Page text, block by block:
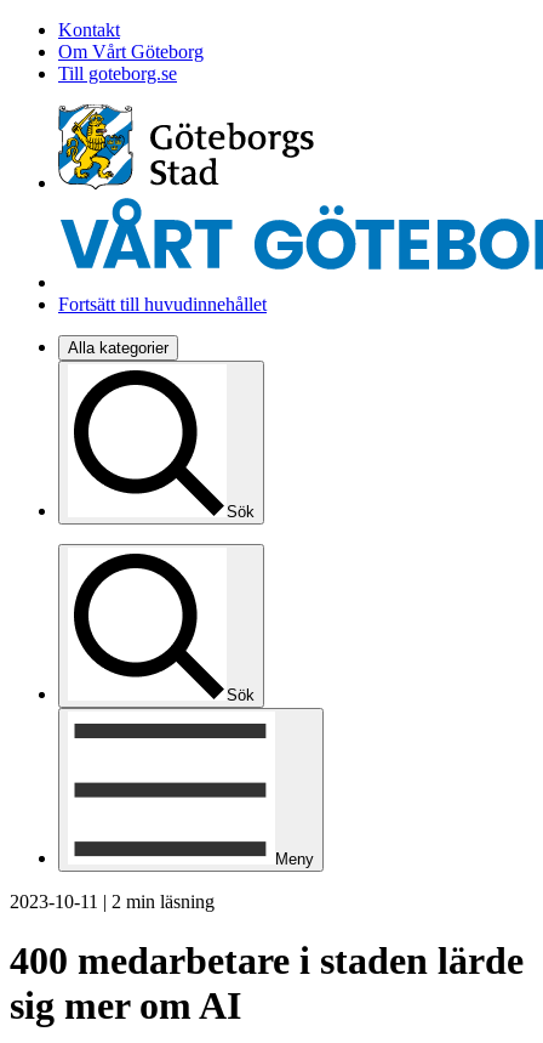
Kontakt
Om Vårt Göteborg
Till goteborg.se
Fortsätt till huvudinnehållet
Alla kategorier
Sök
Sök
Meny
2023-10-11 | 2 min läsning
400 medarbetare i staden lärde
sig mer om AI